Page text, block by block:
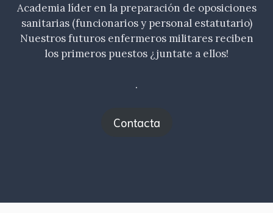
Academia líder en la preparación de oposiciones
sanitarias (funcionarios y personal estatutario)
Nuestros futuros enfermeros militares reciben
los primeros puestos ¿juntate a ellos!
.
Contacta